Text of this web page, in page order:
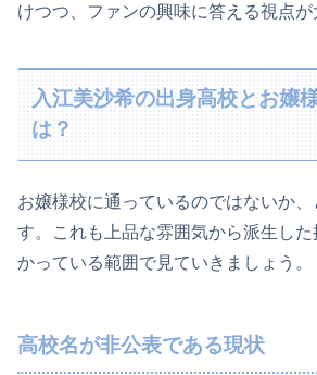
けつつ、ファンの興味に答える視点が
入江美沙希の出身高校とお嬢
は？
お嬢様校に通っているのではないか、
す。これも上品な雰囲気から派生し
かっている範囲で見ていきましょう。
高校名が非公表である現状